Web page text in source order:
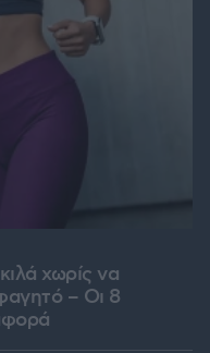
χωρίς να
– Οι 8